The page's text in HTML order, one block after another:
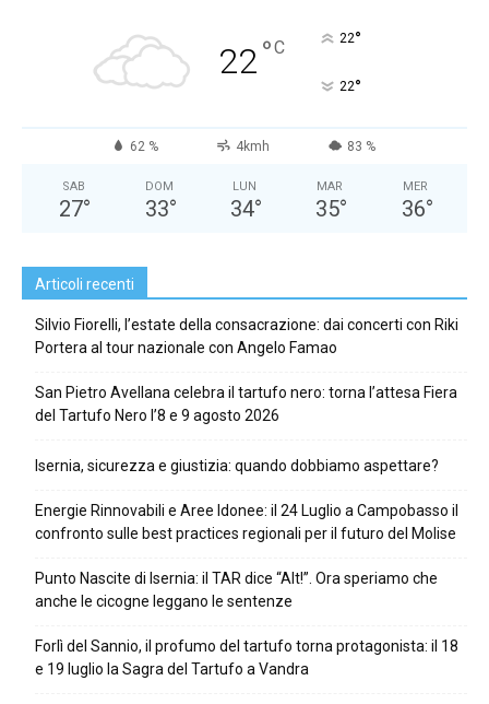
22°C 22°
22°
62 % 4kmh 83 %
SAB
27°
DOM
33°
LUN
34°
MAR
35°
MER
36°
Articoli recenti
Silvio Fiorelli, l’estate della consacrazione: dai concerti con Riki
Portera al tour nazionale con Angelo Famao
San Pietro Avellana celebra il tartufo nero: torna l’attesa Fiera
del Tartufo Nero l’8 e 9 agosto 2026
Isernia, sicurezza e giustizia: quando dobbiamo aspettare?
Energie Rinnovabili e Aree Idonee: il 24 Luglio a Campobasso il
confronto sulle best practices regionali per il futuro del Molise
Punto Nascite di Isernia: il TAR dice “Alt!”. Ora speriamo che
anche le cicogne leggano le sentenze
Forlì del Sannio, il profumo del tartufo torna protagonista: il 18
e 19 luglio la Sagra del Tartufo a Vandra